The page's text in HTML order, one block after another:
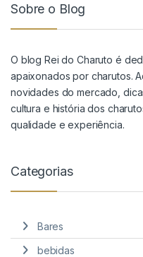
Sobre o Blog
O blog Rei do Charuto é
apaixonados por charutos.
novidades do mercado,
cultura e história dos
qualidade e experiência.
Categorias
Bares
bebidas